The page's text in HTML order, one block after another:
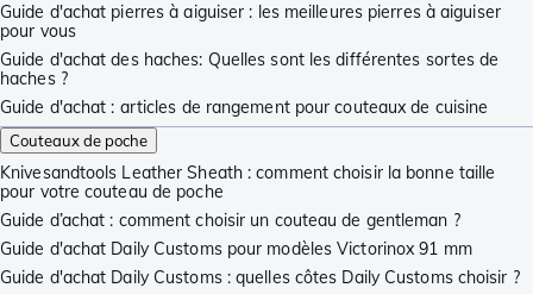
Guide d'achat pierres à aiguiser : les meilleures pierres à aiguiser
pour vous
Guide d'achat des haches: Quelles sont les différentes sortes de
haches ?
Guide d'achat : articles de rangement pour couteaux de cuisine
Couteaux de poche
Knivesandtools Leather Sheath : comment choisir la bonne taille
pour votre couteau de poche
Guide d’achat : comment choisir un couteau de gentleman ?
Guide d'achat Daily Customs pour modèles Victorinox 91 mm
Guide d'achat Daily Customs : quelles côtes Daily Customs choisir ?